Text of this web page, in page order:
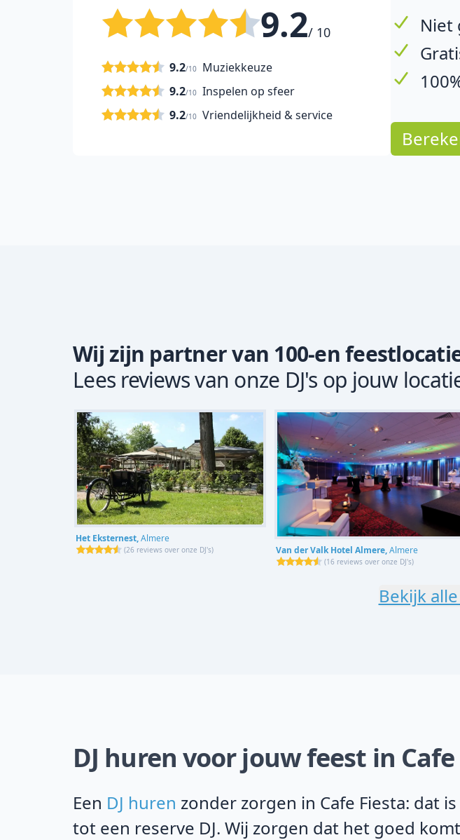
9.2/ 10
Muziekkeuze
9.2/10
Inspelen op sfeer
9.2/10
Vriendelijkheid & service
9.2/10
Niet
Wij zijn partner van 100-en
Lees reviews van onze DJ's op jouw
Het Eksternest,Almere
(26 reviews over onze DJ's) Van der Valk Hotel Almere,Almere
(16 reviews over onze DJ's)
Bekijk
DJ huren voor jouw feest in Cafe
Een DJ huren zonder zorgen in Cafe Fiesta: dat
tot een reserve DJ. Wij zorgen dat het goed